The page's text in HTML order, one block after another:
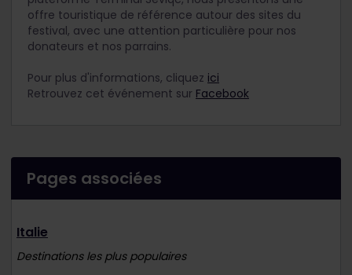
offre touristique de référence autour des sites du
festival, avec une attention particulière pour nos
donateurs et nos parrains.
Pour plus d'informations, cliquez ici
Retrouvez cet événement sur Facebook
Pages associées
Italie
Destinations les plus populaires